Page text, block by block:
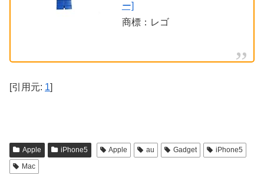
ー]
商標：レゴ
[引用元: 1
Apple iPhone5 Apple au Gadget
iPhone5
Mac